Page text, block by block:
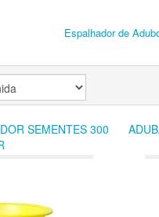
Espalhador de
SEMENTES 300